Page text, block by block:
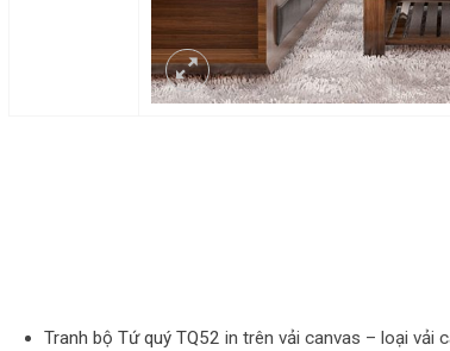
Tranh bộ Tứ quý TQ52 in trên vải canvas – loại vải